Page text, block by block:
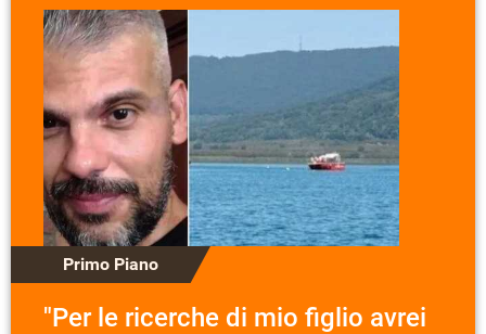
Primo Piano
"Per le ricerche di mio figlio avrei